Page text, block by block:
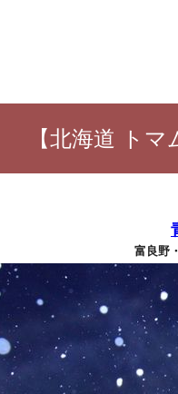
【北海道 ト
富良野